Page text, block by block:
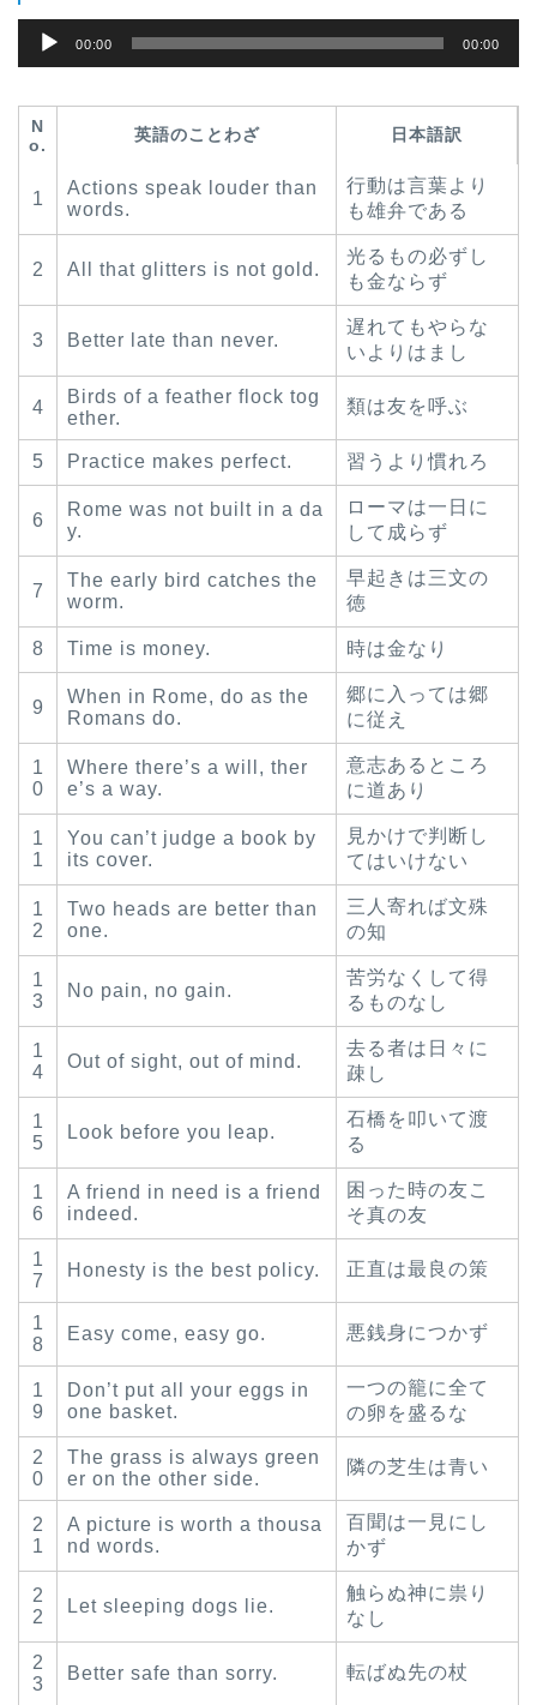
声
プ
レ
ヤ
ー
00:00 00:00
N
o.
英語のことわざ 日本語訳
1
Actions speak louder than
words.
行動は言葉より
も雄弁である
2 All that glitters is not gold.
光るもの必ずし
も金ならず
3 Better late than never.
遅れてもやらな
いよりはまし
4
Birds of a feather flock tog
ether.
類は友を呼ぶ
5 Practice makes perfect. 習うより慣れろ
6
Rome was not built in a da
y.
ローマは一日に
して成らず
7
The early bird catches the
worm.
早起きは三文の
徳
8 Time is money. 時は金なり
9
When in Rome, do as the
Romans do.
郷に入っては郷
に従え
1
0
Where there’s a will, ther
e’s a way.
意志あるところ
に道あり
1
1
You can’t judge a book by
its cover.
見かけで判断し
てはいけない
1
2
Two heads are better than
one.
三人寄れば文殊
の知
1
3
No pain, no gain.
苦労なくして得
るものなし
1
4
Out of sight, out of mind.
去る者は日々に
疎し
1
5
Look before you leap.
石橋を叩いて渡
る
1
6
A friend in need is a friend
indeed.
困った時の友こ
そ真の友
1
7
Honesty is the best policy. 正直は最良の策
1
8
Easy come, easy go. 悪銭身につかず
1
9
Don’t put all your eggs in
one basket.
一つの籠に全て
の卵を盛るな
2
0
The grass is always green
er on the other side.
隣の芝生は青い
2
1
A picture is worth a thousa
nd words.
百聞は一見にし
かず
2
2
Let sleeping dogs lie.
触らぬ神に祟り
なし
2
3
Better safe than sorry. 転ばぬ先の杖